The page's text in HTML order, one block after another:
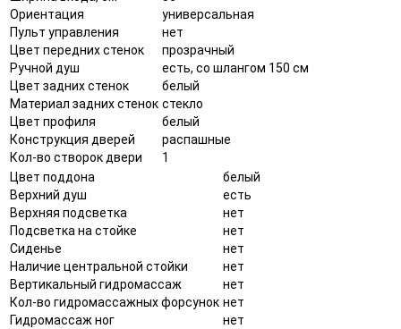
Ориентация
универсальная
Пульт управления
нет
Цвет передних стенок
прозрачный
Ручной душ
есть, со шлангом 150 см
Цвет задних стенок
белый
Материал задних стенок стекло
Цвет профиля
белый
Конструкция дверей
распашные
Кол-во створок двери
1
Цвет поддона
белый
Верхний душ
есть
Верхняя подсветка
нет
Подсветка на стойке
нет
Сиденье
нет
Наличие центральной стойки
нет
Вертикальный гидромассаж
нет
Кол-во гидромассажных форсунок нет
Гидромассаж ног
нет